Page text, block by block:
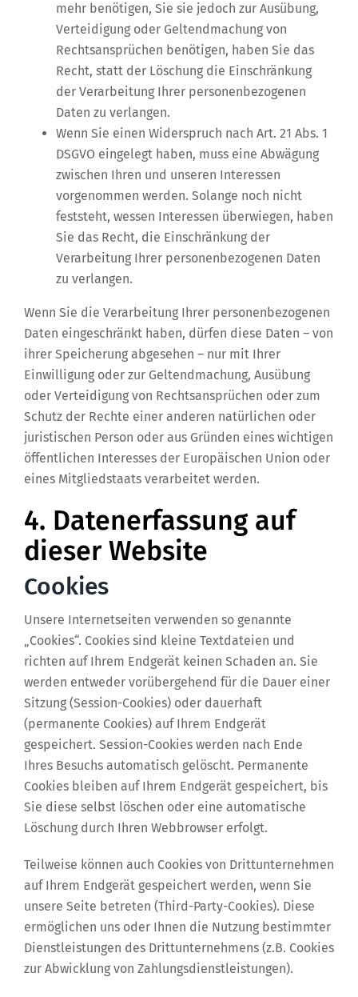
mehr benötigen, Sie sie jedoch zur Ausübung,
Verteidigung oder Geltendmachung von
Rechtsansprüchen benötigen, haben Sie das
Recht, statt der Löschung die Einschränkung
der Verarbeitung Ihrer personenbezogenen
Daten zu verlangen.
Wenn Sie einen Widerspruch nach Art. 21 Abs. 1
DSGVO eingelegt haben, muss eine Abwägung
zwischen Ihren und unseren Interessen
vorgenommen werden. Solange noch nicht
feststeht, wessen Interessen überwiegen, haben
Sie das Recht, die Einschränkung der
Verarbeitung Ihrer personenbezogenen Daten
zu verlangen.
Wenn Sie die Verarbeitung Ihrer personenbezogenen
Daten eingeschränkt haben, dürfen diese Daten – von
ihrer Speicherung abgesehen – nur mit Ihrer
Einwilligung oder zur Geltendmachung, Ausübung
oder Verteidigung von Rechtsansprüchen oder zum
Schutz der Rechte einer anderen natürlichen oder
juristischen Person oder aus Gründen eines wichtigen
öffentlichen Interesses der Europäischen Union oder
eines Mitgliedstaats verarbeitet werden.
4. Datenerfassung auf
dieser Website
Cookies
Unsere Internetseiten verwenden so genannte
„Cookies“. Cookies sind kleine Textdateien und
richten auf Ihrem Endgerät keinen Schaden an. Sie
werden entweder vorübergehend für die Dauer einer
Sitzung (Session-Cookies) oder dauerhaft
(permanente Cookies) auf Ihrem Endgerät
gespeichert. Session-Cookies werden nach Ende
Ihres Besuchs automatisch gelöscht. Permanente
Cookies bleiben auf Ihrem Endgerät gespeichert, bis
Sie diese selbst löschen oder eine automatische
Löschung durch Ihren Webbrowser erfolgt.
Teilweise können auch Cookies von Drittunternehmen
auf Ihrem Endgerät gespeichert werden, wenn Sie
unsere Seite betreten (Third-Party-Cookies). Diese
ermöglichen uns oder Ihnen die Nutzung bestimmter
Dienstleistungen des Drittunternehmens (z.B. Cookies
zur Abwicklung von Zahlungsdienstleistungen).